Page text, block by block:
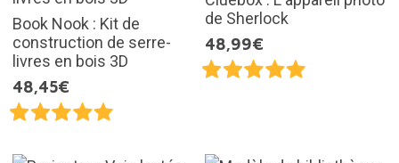
Book Nook : Kit de
construction de serre-
livres en bois 3D
48,45€
de Sherlock
48,99€